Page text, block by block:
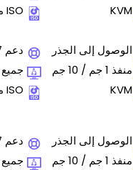
KVM
ISO مخصص
الوصول إلى الجذر
منفذ 1 جم / 10 جم
KVM
دعم 24x7
ISO مخصص
الوصول إلى الجذر
منفذ 1 جم / 10 جم
دعم 24x7